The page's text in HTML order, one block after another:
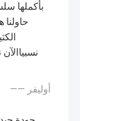
بأكملها
—— أوليفر